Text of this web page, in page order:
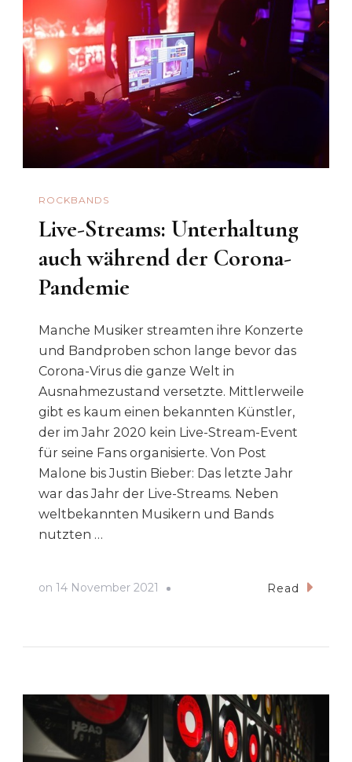
ROCKBANDS
Live-Streams: Unterhaltung
auch während der Corona-
Pandemie
Manche Musiker streamten ihre Konzerte
und Bandproben schon lange bevor das
Corona-Virus die ganze Welt in
Ausnahmezustand versetzte. Mittlerweile
gibt es kaum einen bekannten Künstler,
der im Jahr 2020 kein Live-Stream-Event
für seine Fans organisierte. Von Post
Malone bis Justin Bieber: Das letzte Jahr
war das Jahr der Live-Streams. Neben
weltbekannten Musikern und Bands
nutzten …
on 14 November 2021 Read